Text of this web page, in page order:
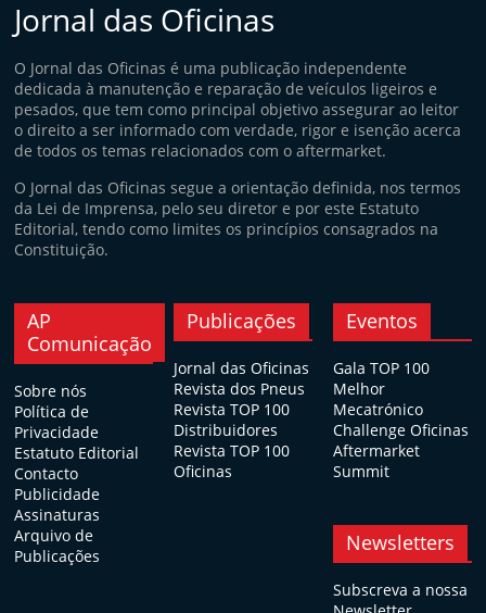
Jornal das Oficinas
O Jornal das Oficinas é uma publicação independente
dedicada à manutenção e reparação de veículos ligeiros e
pesados, que tem como principal objetivo assegurar ao leitor
o direito a ser informado com verdade, rigor e isenção acerca
de todos os temas relacionados com o aftermarket.
O Jornal das Oficinas segue a orientação definida, nos termos
da Lei de Imprensa, pelo seu diretor e por este Estatuto
Editorial, tendo como limites os princípios consagrados na
Constituição.
AP
Comunicação
Sobre nós
Política de
Privacidade
Estatuto Editorial
Contacto
Publicidade
Assinaturas
Arquivo de
Publicações
Publicações
Jornal das Oficinas
Revista dos Pneus
Revista TOP 100
Distribuidores
Revista TOP 100
Oficinas
Eventos
Gala TOP 100
Melhor
Mecatrónico
Challenge Oficinas
Aftermarket
Summit
Newsletters
Subscreva a nossa